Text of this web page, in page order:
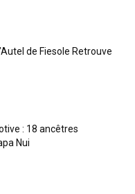
de Fiesole Retrouve
: 18 ancêtres
Nui